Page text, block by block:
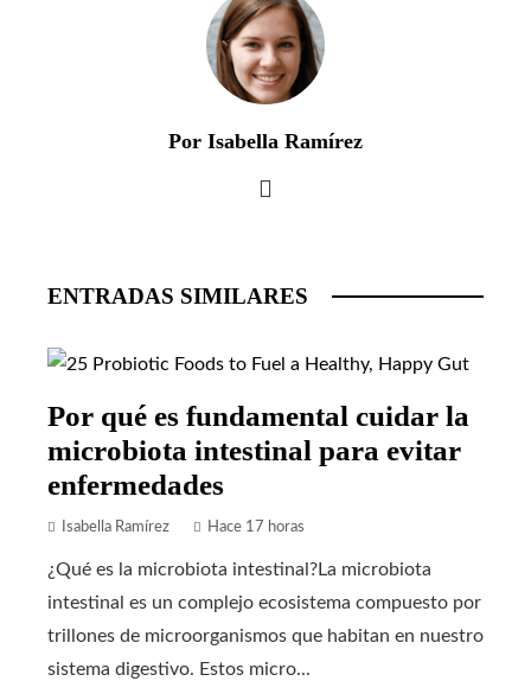
Por Isabella Ramírez
ENTRADAS SIMILARES
Por qué es fundamental cuidar la
microbiota intestinal para evitar
enfermedades
Isabella Ramírez Hace 17 horas
¿Qué es la microbiota intestinal?La microbiota
intestinal es un complejo ecosistema compuesto por
trillones de microorganismos que habitan en nuestro
sistema digestivo. Estos micro...